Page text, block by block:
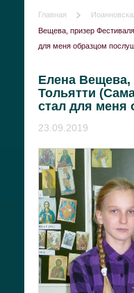
Главная
Вещева, призер
для меня образцом
Елена Вещева,
Тольятти
стал для меня
23.09.2019